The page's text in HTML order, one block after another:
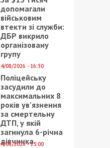
допомагали
військовим
втекти зі служби:
ДБР викрило
організовану
групу
4/08/2026 - 16:30
Поліцейську
засудили до
максимальних 8
років ув’язнення
за смертельну
ДТП, у якій
загинула 6-річна
дівчинка
4/08/2026 - 15:00